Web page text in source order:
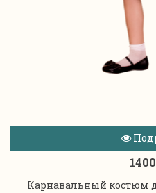
Карнавальный костюм